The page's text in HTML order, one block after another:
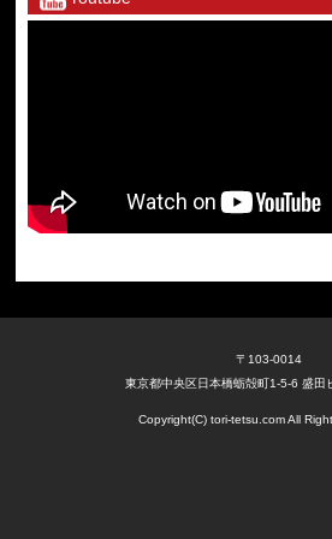
〒103-0014
東京都中央区日本橋蛎殻町1-5-6 盛田
Copyright(C) tori-tetsu.com All